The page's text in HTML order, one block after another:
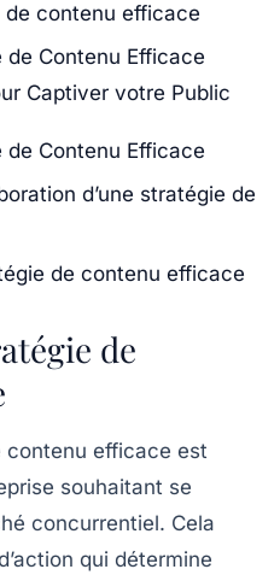
de contenu efficace
de Contenu Efficace
Captiver votre Public
de Contenu Efficace
d’une stratégie de
de contenu efficace
de
contenu efficace est
souhaitant se
concurrentiel. Cela
qui détermine